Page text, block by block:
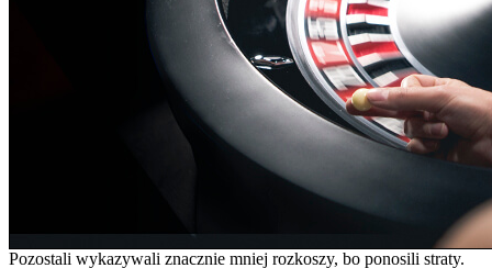
Pozostali wykazywali znacznie mniej rozkoszy, bo ponosili straty.